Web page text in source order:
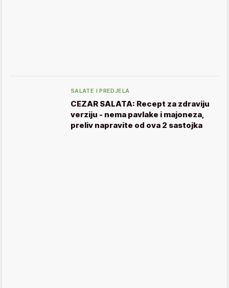
SALATE I PREDJELA
CEZAR SALATA: Recept za zdraviju
verziju - nema pavlake i majoneza,
preliv napravite od ova 2 sastojka